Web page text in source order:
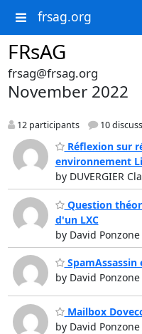
frsag.org
FRsAG
frsag@frsag.org
November 2022
12 participants 10
Réflexion sur
environnement
by DUVERGIER
Question
d'un LXC
by David Ponzone
SpamAssassin
by David Ponzone
Mailbox
by David Ponzone